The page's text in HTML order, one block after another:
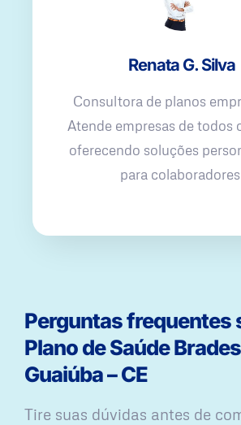
Renata G. Silva
Consultora de planos
Atende empresas de todos
oferecendo soluções
para
Perguntas frequentes
Plano de Saúde
Guaiúba – CE
Tire suas dúvidas antes de